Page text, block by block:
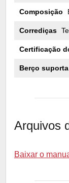
Composição
Corrediças
Certificação
Berço
Arquivos
Baixar o